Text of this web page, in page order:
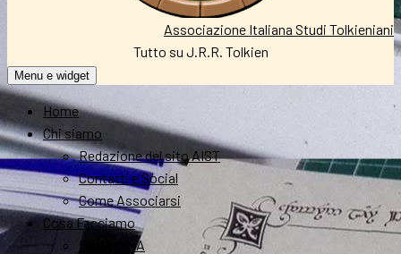
Associazione Italiana Studi Tolkieniani
Tutto su J.R.R. Tolkien
Menu e widget
Home
Chi siamo
Redazione del sito AIST
Contatti e Social
Come Associarsi
Cosa Facciamo
FantastikA